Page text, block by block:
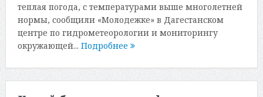
теплая погода, с температурами выше многолетней
нормы, сообщили «Молодежке» в Дагестанском
центре по гидрометеорологии и мониторингу
окружающей... Подробнее